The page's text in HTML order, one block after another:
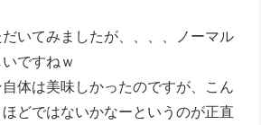
いてみましたが、、、、ノーマル
ですねｗ
体は美味しかったのですが、こん
どではないかなーというのが正直